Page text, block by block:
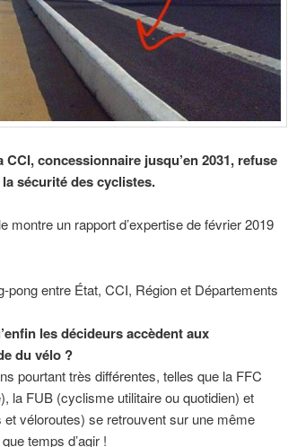
concessionnaire jusqu’en 2031, refuse
sécurité des cyclistes.
un rapport d’expertise de février 2019
entre État, CCI, Région et Départements
les décideurs accèdent aux
du vélo ?
pourtant très différentes, telles que la FFC
la FUB (cyclisme utilitaire ou quotidien) et
véloroutes) se retrouvent sur une même
temps d’agir !